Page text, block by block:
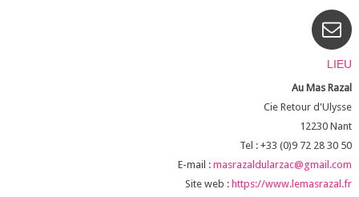
LIEU
Au Mas Razal
Cie Retour d'Ulysse
12230 Nant
Tel : +33 (0)9 72 28 30 50
E-mail : masrazaldularzac@gmail.com
Site web : https://www.lemasrazal.fr